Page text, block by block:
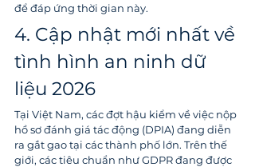
để đáp ứng thời gian này.
4. Cập nhật mới nhất về
tình hình an ninh dữ
liệu 2026
Tại Việt Nam, các đợt hậu kiểm về việc nộp
hồ sơ đánh giá tác động (DPIA) đang diễn
ra gắt gao tại các thành phố lớn. Trên thế
giới, các tiêu chuẩn như GDPR đang được